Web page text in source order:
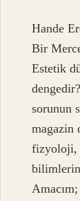
Hande
Bir
Estetik
sorunun
magazin
fizyoloji,